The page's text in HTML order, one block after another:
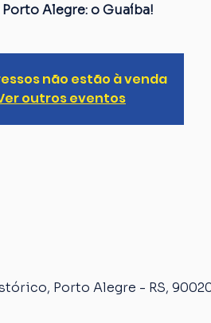
Alegre: o Guaíba!
não estão à venda
outros eventos
Porto Alegre - RS,